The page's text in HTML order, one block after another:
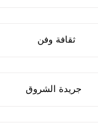
ثقافة وفن
جريدة الشروق